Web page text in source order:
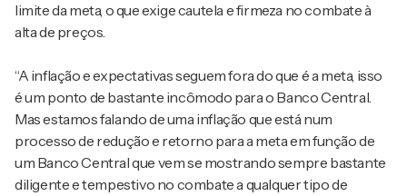
limite da meta, o que exige cautela e firmeza no combate à
alta de preços.
“A inflação e expectativas seguem fora do que é a meta, isso
é um ponto de bastante incômodo para o Banco Central.
Mas estamos falando de uma inflação que está num
processo de redução e retorno para a meta em função de
um Banco Central que vem se mostrando sempre bastante
diligente e tempestivo no combate a qualquer tipo de